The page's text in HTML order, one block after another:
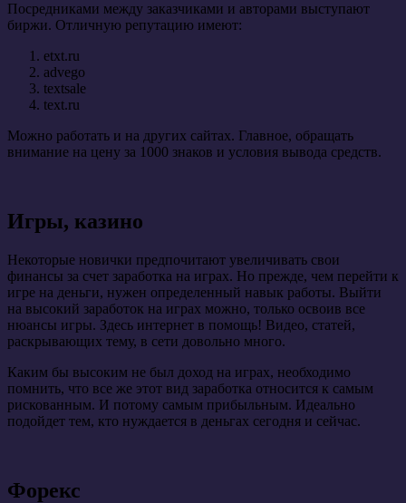
Посредниками между заказчиками и авторами выступают
биржи. Отличную репутацию имеют:
etxt.ru
advego
textsale
text.ru
Можно работать и на других сайтах. Главное, обращать
внимание на цену за 1000 знаков и условия вывода средств.
Игры, казино
Некоторые новички предпочитают увеличивать свои
финансы за счет заработка на играх. Но прежде, чем перейти к
игре на деньги, нужен определенный навык работы. Выйти
на высокий заработок на играх можно, только освоив все
нюансы игры. Здесь интернет в помощь! Видео, статей,
раскрывающих тему, в сети довольно много.
Каким бы высоким не был доход на играх, необходимо
помнить, что все же этот вид заработка относится к самым
рискованным. И потому самым прибыльным. Идеально
подойдет тем, кто нуждается в деньгах сегодня и сейчас.
Форекс